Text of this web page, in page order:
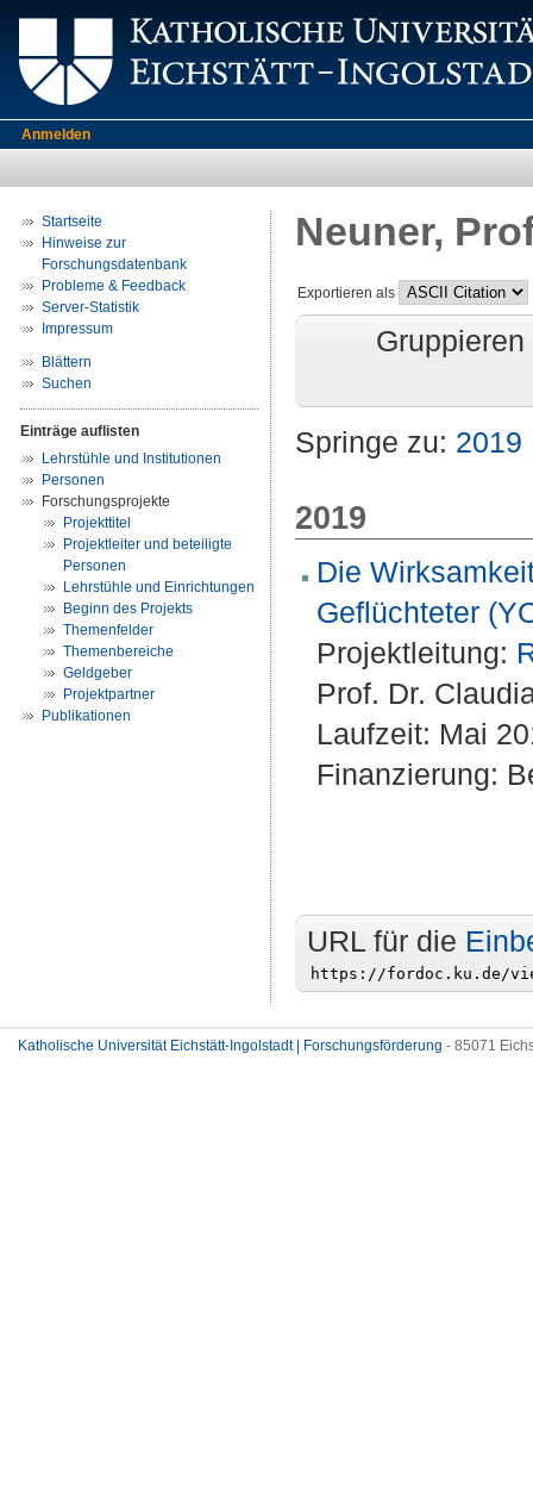
Anmelden
Startseite
Hinweise zur
Forschungsdatenbank
Probleme & Feedback
Server-Statistik
Impressum
Blättern
Suchen
Einträge auflisten
Lehrstühle und Institutionen
Personen
Forschungsprojekte
Projekttitel
Projektleiter und beteiligte
Personen
Lehrstühle und Einrichtungen
Beginn des Projekts
Themenfelder
Themenbereiche
Geldgeber
Projektpartner
Publikationen
Neuner,
Exportieren als
Springe zu: 2019
2019
Die
Geflüchteter
Projektleitung:
Prof. Dr.
Laufzeit: Mai
Finanzierung:
URL für die
Katholische Universität Eichstätt-Ingolstadt | Forschungsförderung - 85071